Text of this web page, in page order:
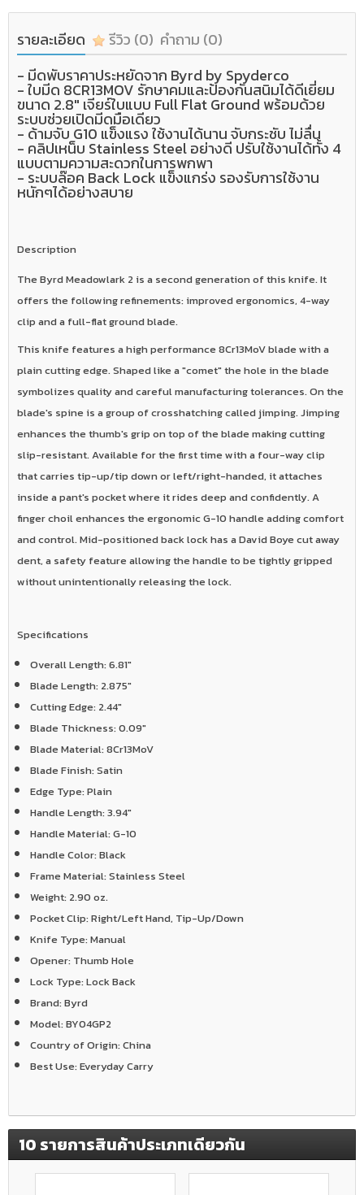
รายละเอียด รีวิว (0) คำถาม (0)
- มีดพับราคาประหยัดจาก Byrd by Spyderco
- ใบมีด 8CR13MOV รักษาคมและป้องกันสนิมได้ดีเยี่ยม
ขนาด 2.8" เจียร์ใบแบบ Full Flat Ground พร้อมด้วย
ระบบช่วยเปิดมีดมือเดียว
- ด้ามจับ G10 แข็งแรง ใช้งานได้นาน จับกระชับ ไม่ลื่น
- คลิปเหน็บ Stainless Steel อย่างดี ปรับใช้งานได้ทั้ง 4
แบบตามความสะดวกในการพกพา
- ระบบล๊อค Back Lock แข็งแกร่ง รองรับการใช้งาน
หนักๆได้อย่างสบาย
Description
The Byrd Meadowlark 2 is a second generation of this knife. It
offers the following refinements: improved ergonomics, 4-way
clip and a full-flat ground blade.
This knife features a high performance 8Cr13MoV blade with a
plain cutting edge. Shaped like a "comet" the hole in the blade
symbolizes quality and careful manufacturing tolerances. On the
blade's spine is a group of crosshatching called jimping. Jimping
enhances the thumb's grip on top of the blade making cutting
slip-resistant. Available for the first time with a four-way clip
that carries tip-up/tip down or left/right-handed, it attaches
inside a pant's pocket where it rides deep and confidently. A
finger choil enhances the ergonomic G-10 handle adding comfort
and control. Mid-positioned back lock has a David Boye cut away
dent, a safety feature allowing the handle to be tightly gripped
without unintentionally releasing the lock.
Specifications
Overall Length: 6.81"
Blade Length: 2.875"
Cutting Edge: 2.44"
Blade Thickness: 0.09"
Blade Material: 8Cr13MoV
Blade Finish: Satin
Edge Type: Plain
Handle Length: 3.94"
Handle Material: G-10
Handle Color: Black
Frame Material: Stainless Steel
Weight: 2.90 oz.
Pocket Clip: Right/Left Hand, Tip-Up/Down
Knife Type: Manual
Opener: Thumb Hole
Lock Type: Lock Back
Brand: Byrd
Model: BY04GP2
Country of Origin: China
Best Use: Everyday Carry
10 รายการสินค้าประเภทเดียวกัน